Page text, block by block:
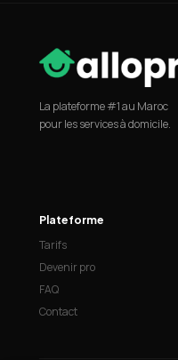
La plateforme #1 au Maroc
pour les services à domicile.
Plateforme
Tarifs
Devenir pro
FAQ
Contact